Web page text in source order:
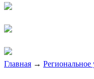
Главная → Региональное